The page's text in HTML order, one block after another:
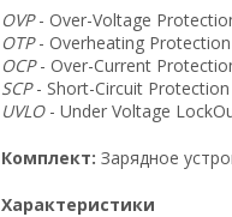
OVP- Over-Voltage
OTP- Overheating
OCP- Over-Current
SCP- Short-Circuit
UVLO- Under Voltage
Комплект: Зарядное
Характеристики